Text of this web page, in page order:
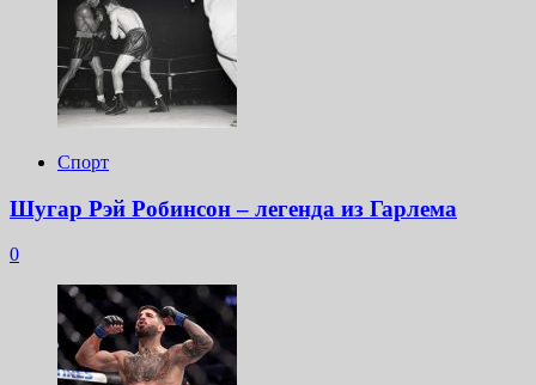
Спорт
Шугар Рэй Робинсон – легенда из Гарлема
0